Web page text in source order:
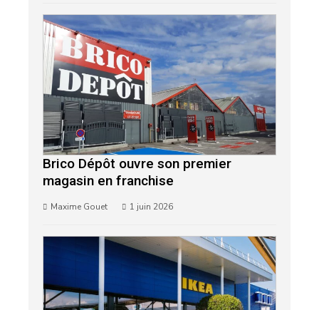
Brico Dépôt ouvre son premier
magasin en franchise
Maxime Gouet 1 juin 2026